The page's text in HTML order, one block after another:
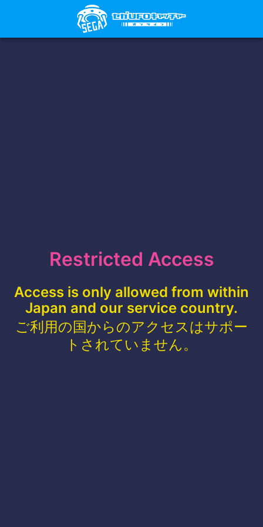
Restricted Access
Access is only allowed from within
Japan and our service country.
ご利用の国からのアクセスはサポー
トされていません。